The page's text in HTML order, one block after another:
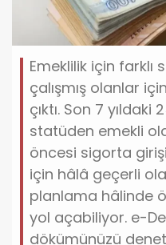
Emeklilik için farklı
çalışmış olanlar
çıktı. Son 7
statüden emekli
öncesi sigorta
için hâlâ geçerli
planlama hâlinde
yol açabiliyor. e-
dökümünüzü